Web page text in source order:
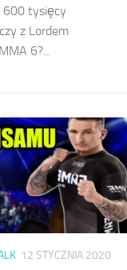
600 tysięcy
z Lordem
6?...
12 STYCZNIA 2020